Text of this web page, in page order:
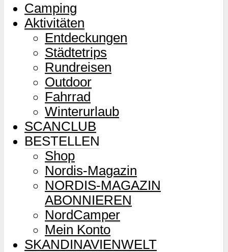
Camping
Aktivitäten
Entdeckungen
Städtetrips
Rundreisen
Outdoor
Fahrrad
Winterurlaub
SCANCLUB
BESTELLEN
Shop
Nordis-Magazin
NORDIS-MAGAZIN
ABONNIEREN
NordCamper
Mein Konto
SKANDINAVIENWELT